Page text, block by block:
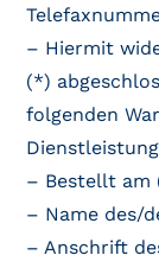
– Hiermit
(*)
folgenden
– Bestellt
– Name des/
– Anschrift